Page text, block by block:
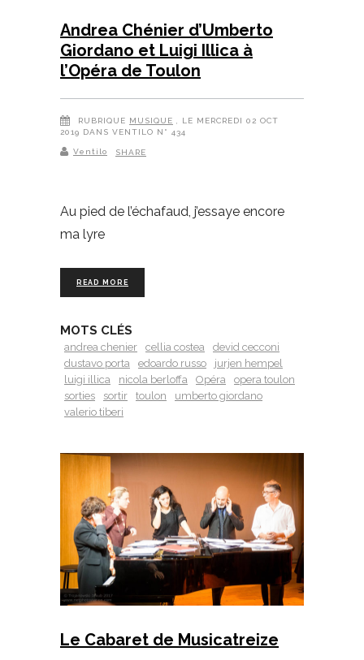
Andrea Chénier d’Umberto
Giordano et Luigi Illica à
l’Opéra de Toulon
RUBRIQUE MUSIQUE
, LE MERCREDI 02 OCT
2019 DANS VENTILO N° 434
Ventilo SHARE
Au pied de l’échafaud, j’essaye encore
ma lyre
READ MORE
MOTS CLÉS
andrea chenier cellia costea
devid cecconi
dustavo porta
edoardo russo
jurjen hempel
luigi illica
nicola berloffa Opéra
opera toulon
sorties
sortir toulon
umberto giordano
valerio tiberi
Le Cabaret de Musicatreize